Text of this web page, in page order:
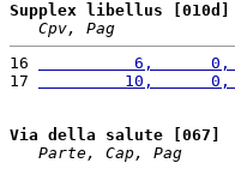
Supplex libellus [010d]
Cpv, Pag
16
6,      0,
17
10,      0,
Via della salute [067]
Parte, Cap, Pag